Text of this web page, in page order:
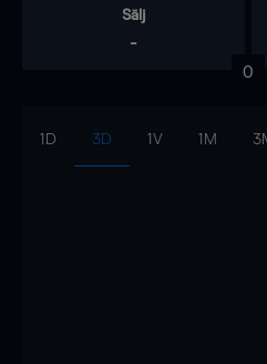
Sälj
-
0
1D 3D 1V 1M